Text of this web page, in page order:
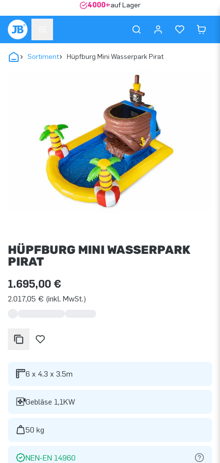
4000+auf Lager
Sortiment Hüpfburg Mini Wasserpark Pirat
HÜPFBURG MINI WASSERPARK
PIRAT
1.695,00 €
2.017,05 € (inkl. MwSt.)
6 x 4.3 x 3.5m
Gebläse 1,1KW
50 kg
NEN-EN 14960